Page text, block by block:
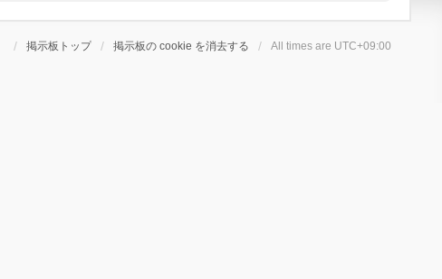
掲示板トップ 掲示板の cookie を消去する All times are UTC+09:00